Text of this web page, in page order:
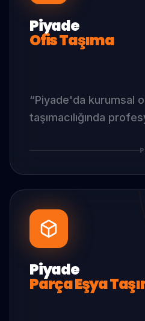
Piyade
Ofis Taşıma
“Piyade'da kurumsal
taşımacılığında
Piyade
Parça Eşya